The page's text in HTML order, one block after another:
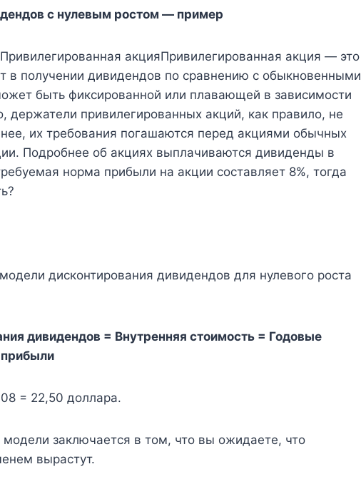
с нулевым ростом — пример
акцияПривилегированная акция — это
в получении дивидендов по сравнению с обыкновенными
быть фиксированной или плавающей в зависимости
держатели привилегированных акций, как правило, не
их требования погашаются перед акциями обычных
Подробнее об акциях выплачиваются дивиденды в
норма прибыли на акции составляет 8%, тогда
дисконтирования дивидендов для нулевого роста
дивидендов = Внутренняя стоимость = Годовые
= 22,50 доллара.
заключается в том, что вы ожидаете, что
вырастут.